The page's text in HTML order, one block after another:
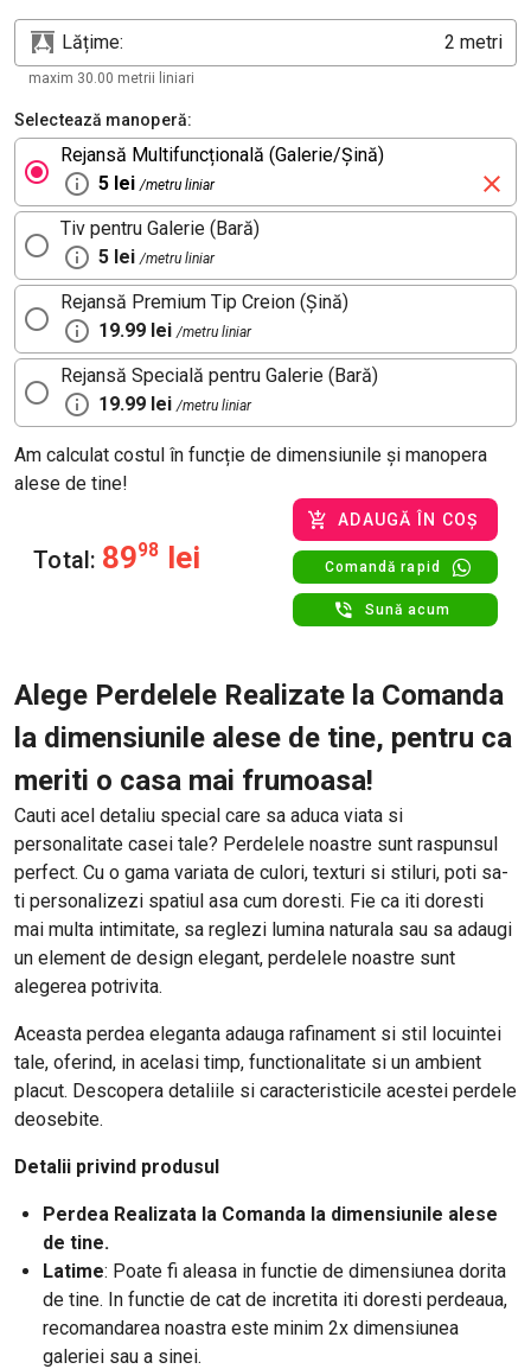
Lățime: metri
maxim 30.00 metrii liniari
Selectează manoperă:
Rejansă Multifuncțională (Galerie/Șină)
5 lei /metru liniar
Tiv pentru Galerie (Bară)
5 lei /metru liniar
Rejansă Premium Tip Creion (Șină)
19.99 lei /metru liniar
Rejansă Specială pentru Galerie (Bară)
19.99 lei /metru liniar
Am calculat costul în funcție de dimensiunile și manopera
alese de tine!
Total: 8998 lei
ADAUGĂ ÎN COȘ
Comandă rapid
Sună acum
Alege Perdelele Realizate la Comanda
la dimensiunile alese de tine, pentru ca
meriti o casa mai frumoasa!
Cauti acel detaliu special care sa aduca viata si
personalitate casei tale? Perdelele noastre sunt raspunsul
perfect. Cu o gama variata de culori, texturi si stiluri, poti sa-
ti personalizezi spatiul asa cum doresti. Fie ca iti doresti
mai multa intimitate, sa reglezi lumina naturala sau sa adaugi
un element de design elegant, perdelele noastre sunt
alegerea potrivita.
Aceasta perdea eleganta adauga rafinament si stil locuintei
tale, oferind, in acelasi timp, functionalitate si un ambient
placut. Descopera detaliile si caracteristicile acestei perdele
deosebite.
Detalii privind produsul
Perdea Realizata la Comanda la dimensiunile alese
de tine.
Latime: Poate fi aleasa in functie de dimensiunea dorita
de tine. In functie de cat de incretita iti doresti perdeaua,
recomandarea noastra este minim 2x dimensiunea
galeriei sau a sinei.